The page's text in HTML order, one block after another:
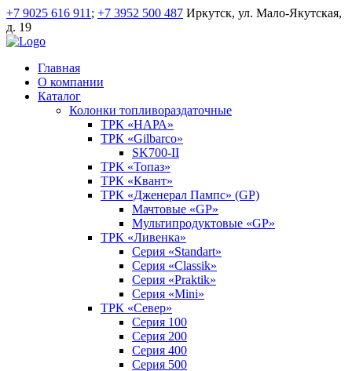
+7 9025 616 911 ; +7 3952 500 487 Иркутск, ул. Мало-Якутская,
д. 19
Главная
О компании
Каталог
Колонки топливораздаточные
ТРК «НАРА»
ТРК «Gilbarco»
SK700-II
ТРК «Топаз»
ТРК «Квант»
ТРК «Дженерал Пампс» (GP)
Мачтовые «GP»
Мультипродуктовые «GP»
ТРК «Ливенка»
Серия «Standart»
Серия «Classik»
Серия «Praktik»
Серия «Mini»
ТРК «Север»
Серия 100
Серия 200
Серия 400
Серия 500